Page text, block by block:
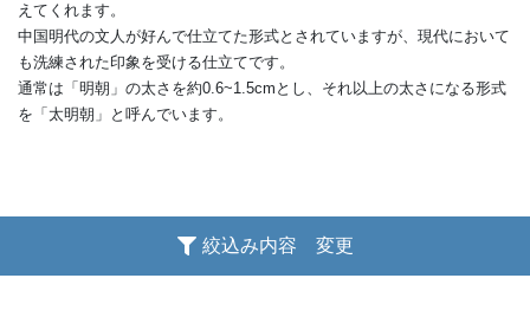
えてくれます。
中国明代の文人が好んで仕立てた形式とされていますが、現代において
も洗練された印象を受ける仕立てです。
通常は「明朝」の太さを約0.6~1.5cmとし、それ以上の太さになる形式
を「太明朝」と呼んでいます。
絞込み内容 変更